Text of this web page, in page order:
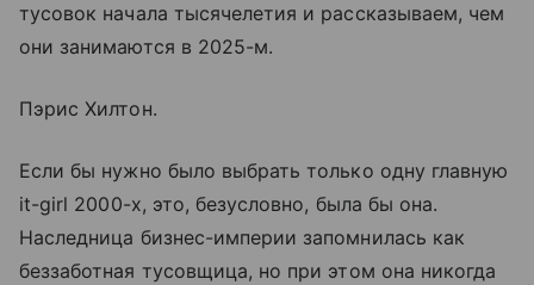
тусовок начала тысячелетия и рассказываем, чем
они занимаются в 2025-м.
Пэрис Хилтон.
Если бы нужно было выбрать только одну главную
it-girl 2000-х, это, безусловно, была бы она.
Наследница бизнес-империи запомнилась как
беззаботная тусовщица, но при этом она никогда